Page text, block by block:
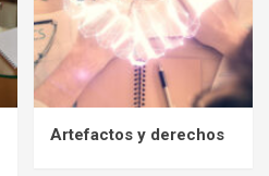
Artefactos y derechos